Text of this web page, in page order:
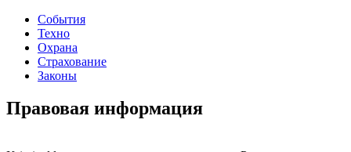
События
Техно
Охрана
Страхование
Законы
Правовая информация